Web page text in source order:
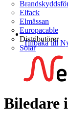
Elfack
Elmässan
Europacable
Distributörer
Solar
Tillbaka till
Biledare